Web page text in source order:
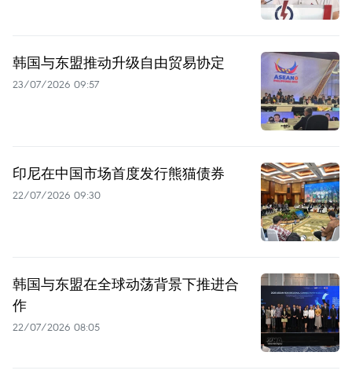
韩国与东盟推动升级自由贸易协定
23/07/2026 09:57
印尼在中国市场首度发行熊猫债券
22/07/2026 09:30
韩国与东盟在全球动荡背景下推进合
作
22/07/2026 08:05